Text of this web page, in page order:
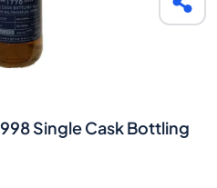
Single Cask Bottling